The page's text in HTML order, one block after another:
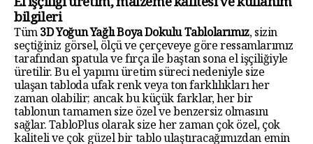
El işçiliği üretim, malzeme kalitesi ve kullanım
bilgileri
Tüm3D Yoğun Yağlı Boya Dokulu Tablolarımız, sizin
seçtiğiniz görsel, ölçü ve çerçeveye göre ressamlarımız
tarafından spatula ve fırça ile baştan sona el işçiliğiyle
üretilir. Bu el yapımı üretim süreci nedeniyle size
ulaşan tabloda ufak renk veya ton farklılıkları her
zaman olabilir; ancak bu küçük farklar, her bir
tablonun tamamen size özel ve benzersiz olmasını
sağlar. TabloPlus olarak size her zaman çok özel, çok
kaliteli ve çok güzel bir tablo ulaştıracağımızdan emin